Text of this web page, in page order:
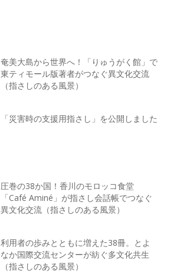
奄美大島から世界へ！「りゅうがく館」で
東ティモール版著者がつなぐ異文化交流
（指さしのある風景）
「災害時の支援用指さし」を公開しました
圧巻の38か国！香川のモロッコ食堂
「Café Aminé」が指さし会話帳でつなぐ
異文化交流（指さしのある風景）
利用者の歩みとともに増えた38冊。とよ
なか国際交流センターが紡ぐ多文化共生
（指さしのある風景）